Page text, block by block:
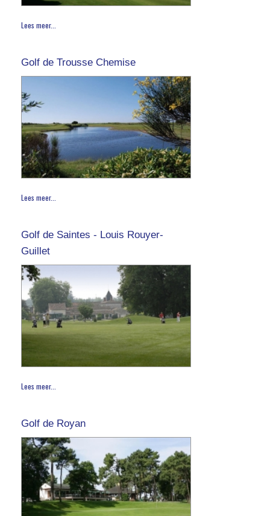
Lees meer...
Golf de Trousse Chemise
Lees meer...
Golf de Saintes - Louis Rouyer-
Guillet
Lees meer...
Golf de Royan